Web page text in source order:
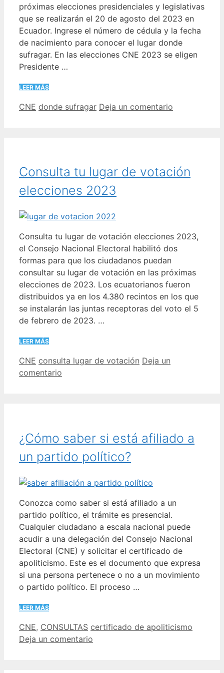
próximas elecciones presidenciales y legislativas
que se realizarán el 20 de agosto del 2023 en
Ecuador. Ingrese el número de cédula y la fecha
de nacimiento para conocer el lugar donde
sufragar. En las elecciones CNE 2023 se eligen
Presidente …
LEER MÁS
Categorías
CNE Etiquetas
donde sufragar Deja un comentario
Consulta tu lugar de votación
elecciones 2023
Consulta tu lugar de votación elecciones 2023,
el Consejo Nacional Electoral habilitó dos
formas para que los ciudadanos puedan
consultar su lugar de votación en las próximas
elecciones de 2023. Los ecuatorianos fueron
distribuidos ya en los 4.380 recintos en los que
se instalarán las juntas receptoras del voto el 5
de febrero de 2023. …
LEER MÁS
Categorías
CNE Etiquetas
consulta lugar de votación Deja un
comentario
¿Cómo saber si está afiliado a
un partido político?
Conozca como saber si está afiliado a un
partido político, el trámite es presencial.
Cualquier ciudadano a escala nacional puede
acudir a una delegación del Consejo Nacional
Electoral (CNE) y solicitar el certificado de
apoliticismo. Este es el documento que expresa
si una persona pertenece o no a un movimiento
o partido político. El proceso …
LEER MÁS
Categorías
CNE, CONSULTAS Etiquetas
certificado de apoliticismo
Deja un comentario